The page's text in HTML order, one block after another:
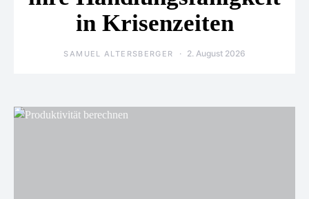
in Krisenzeiten
SAMUEL ALTERSBERGER 2. August 2026